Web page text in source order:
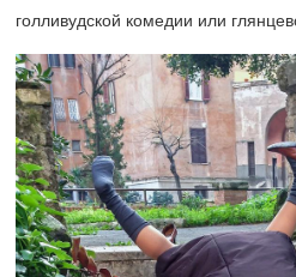
голливудской комедии или